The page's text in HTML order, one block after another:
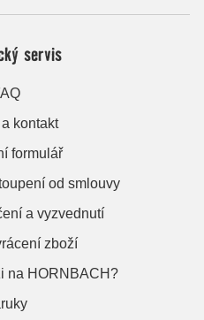
servis
kontakt
formulář
od smlouvy
a vyzvednutí
zboží
na HORNBACH?